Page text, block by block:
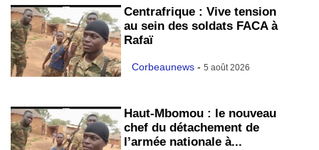
Centrafrique : Vive tension
au sein des soldats FACA à
Rafaï
Corbeaunews - 5 août 2026
Haut-Mbomou : le nouveau
chef du détachement de
l’armée nationale à...